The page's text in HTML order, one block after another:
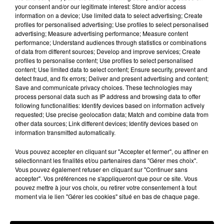
l'homme d'affaire, un cliché de leurs
retrouvailles, mais surtout,leur premier baiser
rendu public sur les réseaux sociaux. Un bisou
"spécial covid" qui en a fait rire plus d'un.
#laeticiahallydaypic.twitter.com/Pb6Nzvd14E
— Elena (@Mata76966729)June 22, 2020
Pour rappel, la veuve du Taulier est de retour dans
l'Hexagone pour signer le contrat de partage dans
la succession de Johnny. Suite à la décision du
tribunal de grande instance de Nanterre, Laeticia
comme le rappelleLa Dépêche. Les quatre
enfants, comprenant également Jade et Joy, se
partageront donc les avoirs de la discographie, la
maison de Marne-la-Coquette et celle de Saint-
Barthélémy, entre autres.
your consent and/or our legitimate interest: Store and/or access
information on a device; Use limited data to select advertising; Create
profiles for personalised advertising; Use profiles to select personalised
advertising; Measure advertising performance; Measure content
performance; Understand audiences through statistics or combinations
of data from different sources; Develop and improve services; Create
profiles to personalise content; Use profiles to select personalised
content; Use limited data to select content; Ensure security, prevent and
detect fraud, and fix errors; Deliver and present advertising and content;
Save and communicate privacy choices. These technologies may
process personal data such as IP address and browsing data to offer
following functionalities: Identify devices based on information actively
requested; Use precise geolocation data; Match and combine data from
other data sources; Link different devices; Identify devices based on
information transmitted automatically.
Vous pouvez accepter en cliquant sur "Accepter et fermer", ou affiner en
sélectionnant les finalités et/ou partenaires dans "Gérer mes choix".
Vous pouvez également refuser en cliquant sur "Continuer sans
accepter". Vos préférences ne s'appliqueront que pour ce site. Vous
pouvez mettre à jour vos choix, ou retirer votre consentement à tout
moment via le lien "Gérer les cookies" situé en bas de chaque page.